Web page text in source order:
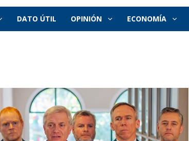
DATO ÚTIL OPINIÓN ECONOMÍA